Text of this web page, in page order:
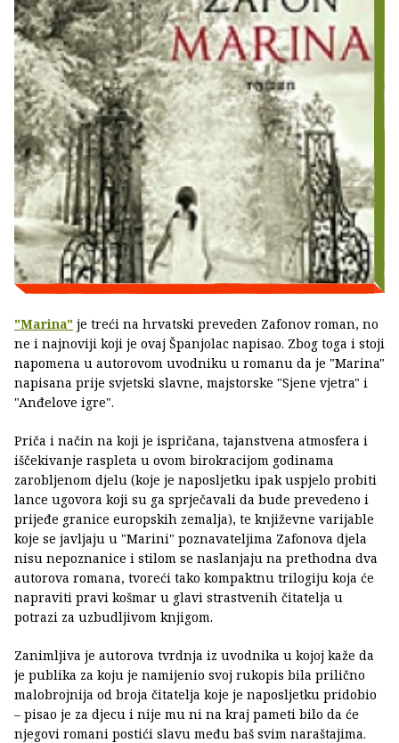
"Marina" je treći na hrvatski preveden Zafonov roman, no
ne i najnoviji koji je ovaj Španjolac napisao. Zbog toga i stoji
napomena u autorovom uvodniku u romanu da je "Marina"
napisana prije svjetski slavne, majstorske "Sjene vjetra" i
"Anđelove igre".
Priča i način na koji je ispričana, tajanstvena atmosfera i
iščekivanje raspleta u ovom birokracijom godinama
zarobljenom djelu (koje je naposljetku ipak uspjelo probiti
lance ugovora koji su ga sprječavali da bude prevedeno i
prijeđe granice europskih zemalja), te književne varijable
koje se javljaju u "Marini" poznavateljima Zafonova djela
nisu nepoznanice i stilom se naslanjaju na prethodna dva
autorova romana, tvoreći tako kompaktnu trilogiju koja će
napraviti pravi košmar u glavi strastvenih čitatelja u
potrazi za uzbudljivom knjigom.
Zanimljiva je autorova tvrdnja iz uvodnika u kojoj kaže da
je publika za koju je namijenio svoj rukopis bila prilično
malobrojnija od broja čitatelja koje je naposljetku pridobio
– pisao je za djecu i nije mu ni na kraj pameti bilo da će
njegovi romani postići slavu među baš svim naraštajima.